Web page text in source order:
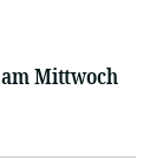
Mittwoch